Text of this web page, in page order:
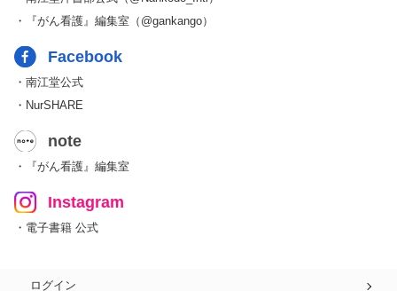
・『がん看護』編集室（@gankango）
Facebook
・南江堂公式
・NurSHARE
note
・『がん看護』編集室
Instagram
・電子書籍 公式
ログイン